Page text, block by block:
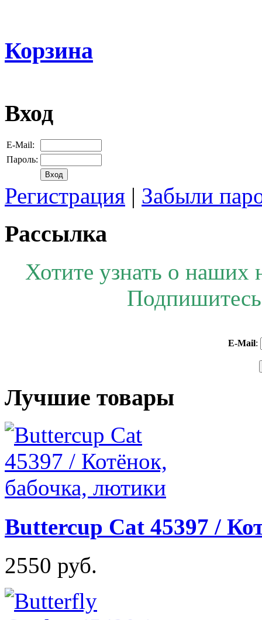
Корзина
Вход
E-Mail:
Пароль:
Регистрация | Забыли
Рассылка
Хотите узнать о наших
E-Mail:
Лучшие товары
Buttercup Cat 45397 /
2550 руб.